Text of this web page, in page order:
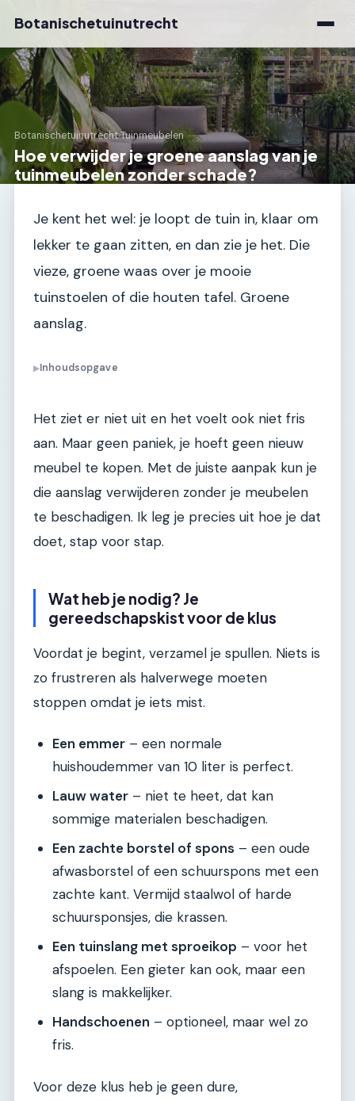
Botanischetuinutrecht
Botanischetuinutrecht›Tuinmeubelen
Hoe verwijder je groene aanslag van je
tuinmeubelen zonder schade?
Je kent het wel: je loopt de tuin in, klaar om
lekker te gaan zitten, en dan zie je het. Die
vieze, groene waas over je mooie
tuinstoelen of die houten tafel. Groene
aanslag.
▶Inhoudsopgave
Het ziet er niet uit en het voelt ook niet fris
aan. Maar geen paniek, je hoeft geen nieuw
meubel te kopen. Met de juiste aanpak kun je
die aanslag verwijderen zonder je meubelen
te beschadigen. Ik leg je precies uit hoe je dat
doet, stap voor stap.
Wat heb je nodig? Je
gereedschapskist voor de klus
Voordat je begint, verzamel je spullen. Niets is
zo frustreren als halverwege moeten
stoppen omdat je iets mist.
Een emmer – een normale
huishoudemmer van 10 liter is perfect.
Lauw water – niet te heet, dat kan
sommige materialen beschadigen.
Een zachte borstel of spons – een oude
afwasborstel of een schuurspons met een
zachte kant. Vermijd staalwol of harde
schuursponsjes, die krassen.
Een tuinslang met sproeikop – voor het
afspoelen. Een gieter kan ook, maar een
slang is makkelijker.
Handschoenen – optioneel, maar wel zo
fris.
Voor deze klus heb je geen dure,